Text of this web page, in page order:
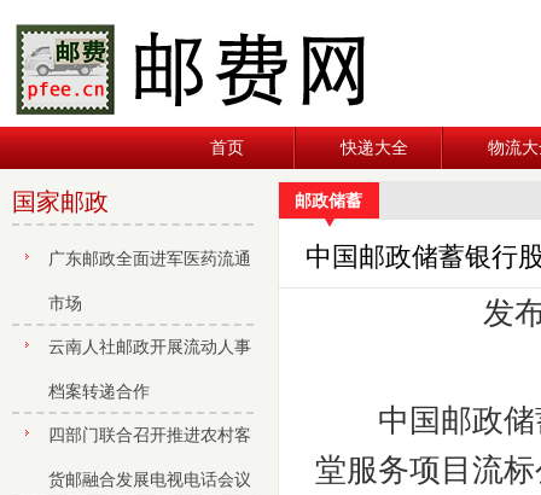
首页 快递大全 物流
国家邮政
广东邮政全面进军医药流通
市场
云南人社邮政开展流动人事
档案转递合作
四部门联合召开推进农村客
货邮融合发展电视电话会议
邮政储蓄
中国邮政储蓄银行
发
中国邮政储蓄
堂服务项目流